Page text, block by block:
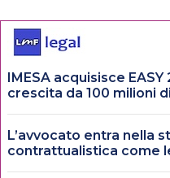
IMESA acquisisce
crescita da 100 milioni
L’avvocato entra nella
contrattualistica come